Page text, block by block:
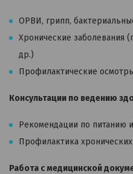
ОРВИ, грипп,
Хронические заболевания
др.)
Профилактические
Консультации по ведению
Рекомендации по питанию
Профилактика
Работа с медицинской